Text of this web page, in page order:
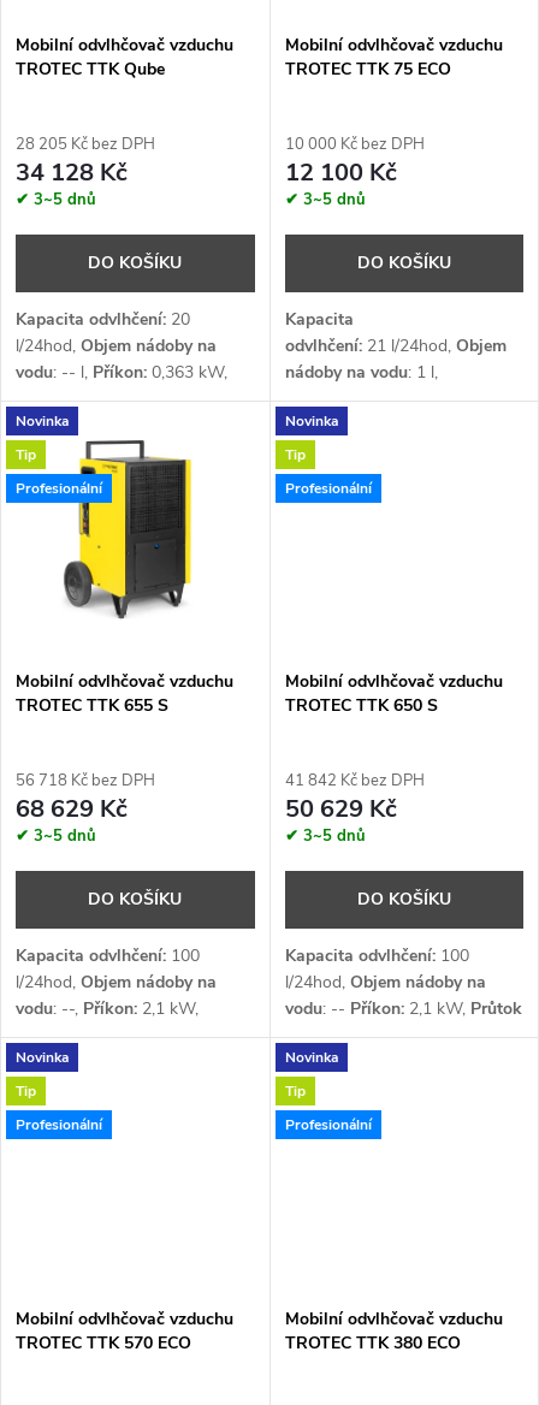
p
r
o
d
u
k
t
ů
s
p
r
o
u
k
t
ů
Mobilní odvlhčovač vzduchu
TROTEC TTK Qube
28 205 Kč bez DPH
34 128 Kč
✔ 3~5 dnů
DO KOŠÍKU
Kapacita odvlhčení: 20
l/24hod, Objem nádoby na
vodu: -- l, Příkon: 0,363 kW,
Průtok vzduchu:283 m³/h,
Napětí:
R290
Mobilní odvlhčovač vzduchu
TROTEC TTK 75 ECO
10 000 Kč bez DPH
12 100 Kč
✔ 3~5 dnů
DO KOŠÍKU
Kapacita
odvlhčení: 21l/24hod, Objem
nádoby na vodu: 1 l,
Příkon: 0,35kW,Průtok
vzduchu:
230 V
Novinka
Tip
Profesionální
Mobilní odvlhčovač vzduchu
TROTEC TTK 655 S
56 718 Kč bez DPH
68 629 Kč
✔ 3~5 dnů
DO KOŠÍKU
Kapacita odvlhčení: 100
l/24hod, Objem nádoby na
vodu: --, Příkon: 2,1 kW,
Průtok vzduchu:925 m³/h,
Napětí:
R290
Novinka
Tip
Profesionální
Mobilní odvlhčovač vzduchu
TROTEC TTK 650 S
41 842 Kč bez DPH
50 629 Kč
✔ 3~5 dnů
DO KOŠÍKU
Kapacita odvlhčení:100
l/24hod, Objem nádoby na
vodu: -- Příkon:2,1 kW, Průtok
vzduchu:925 m³/h,Napětí:1 x
230 V,Chladivo
Novinka
Tip
Profesionální
Mobilní odvlhčovač vzduchu
TROTEC TTK 570 ECO
Novinka
Tip
Profesionální
Mobilní odvlhčovač vzduchu
TROTEC TTK 380 ECO